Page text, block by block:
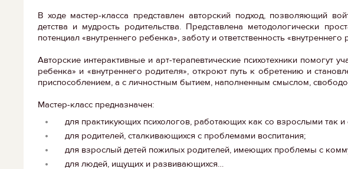
В ходе мастер-класса представлен авторский подход, позволяющий
детства и мудрость родительства. Представлена методологически
потенциал «внутреннего ребенка», заботу и ответственность
Авторские интерактивные и арт-терапевтические психотехники помогут
ребенка» и «внутреннего родителя», откроют путь к обретению и
приспособлением, а с личностным бытием, наполненным смыслом,
Мастер-класс предназначен:
для практикующих психологов, работающих как со взрослыми так и
для родителей, сталкивающихся с проблемами воспитания;
для взрослый детей пожилых родителей, имеющих проблемы с
для людей, ищущих и развивающихся…